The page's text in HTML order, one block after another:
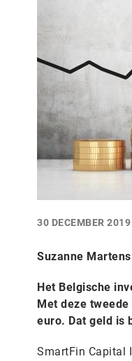
30 DECEMBER
Suzanne Martens
Het Belgische
Met deze
euro. Dat geld is
SmartFin Capital